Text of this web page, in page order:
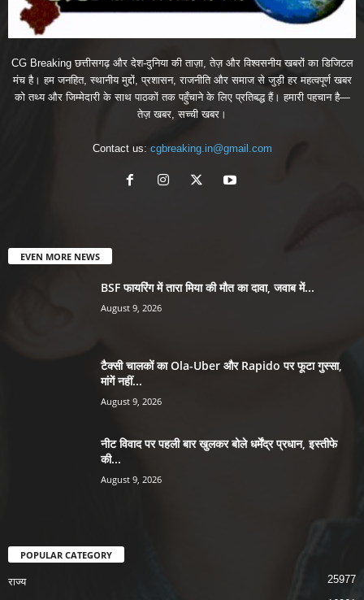
CG Breaking छत्तीसगढ़ और देश-दुनिया की ताज़ा, तेज़ और विश्वसनीय खबरों का डिजिटल
मंच है। हम जनहित, स्थानीय मुद्दों, प्रशासन, राजनीति और समाज से जुड़ी हर महत्वपूर्ण खबर
को तथ्य और जिम्मेदारी के साथ पाठकों तक पहुँचाने के लिए प्रतिबद्ध हैं। हमारी पहचान है—
तेज़ खबर, सच्ची खबर।
Contact us: cgbreaking.in@gmail.com
EVEN MORE NEWS
BSF फायरिंग में तारा मिया की मौत का दावा, जवाब में...
August 9, 2026
टैक्सी चालकों का Ola-Uber और Rapido पर फूटा गुस्सा,
मांगें नहीं...
August 9, 2026
नीट विवाद पर पहली बार खुलकर बोले धर्मेंद्र प्रधान, इस्तीफे
की...
August 9, 2026
POPULAR CATEGORY
राज्य 25977